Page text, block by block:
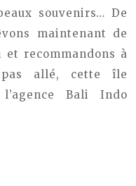
souvenirs… De
maintenant de
recommandons à
allé, cette île
Bali Indo